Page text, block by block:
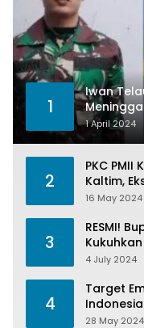
1
Iwan
1 April 2024
2
PKC PMII
Kaltim,
Menelan
16 May 2024
3
RESMI!
4 July 2024
4
Target
28 May 2024